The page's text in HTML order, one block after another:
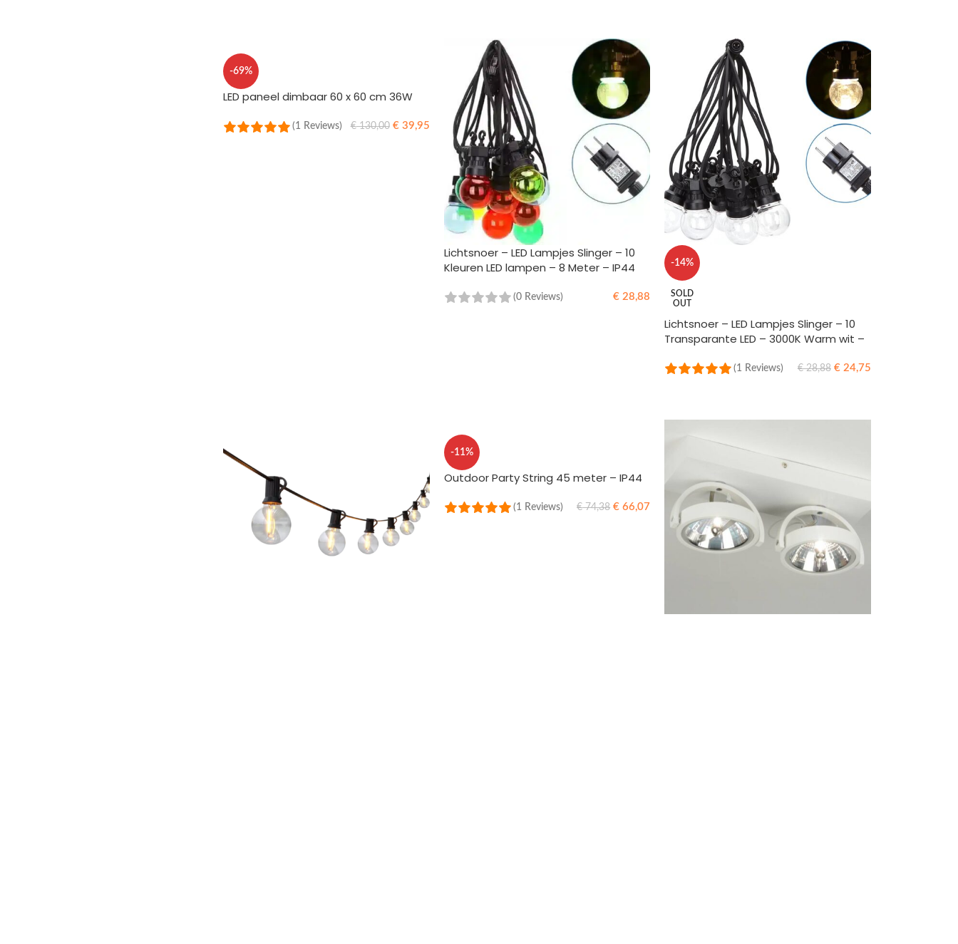
-69%
LED paneel dimbaar 60 x 60 cm 36W
(1 Reviews) €130,00 €39,95
Lichtsnoer – LED Lampjes Slinger – 10
Kleuren LED lampen – 8 Meter – IP44
(0 Reviews) € 28,88
-14%
SOLD
OUT
Lichtsnoer – LED Lampjes Slinger – 10
Transparante LED – 3000K Warm wit –
(1 Reviews) €28,88 €24,75
-11%
Outdoor Party String 45 meter – IP44
(1 Reviews) €74,38 € 66,07